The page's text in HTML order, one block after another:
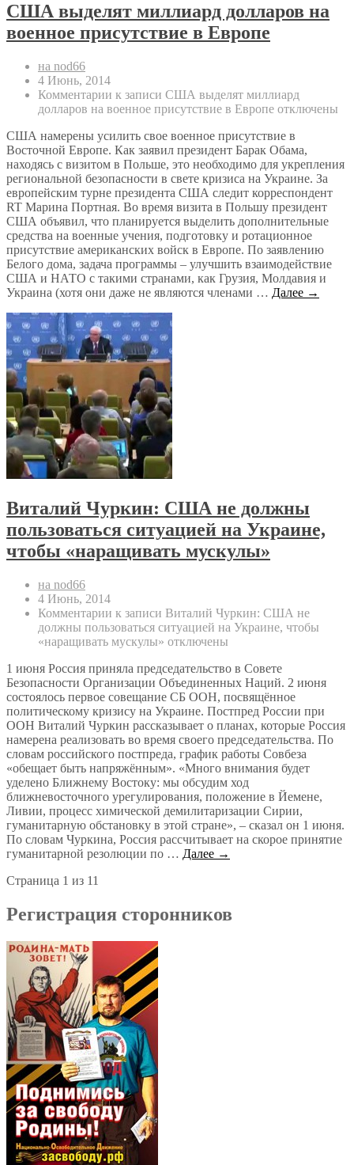
США выделят миллиард долларов на
военное присутствие в Европе
на nod66
4 Июнь, 2014
Комментарии к записи США выделят миллиард
долларов на военное присутствие в Европе отключены
США намерены усилить свое военное присутствие в
Восточной Европе. Как заявил президент Барак Обама,
находясь с визитом в Польше, это необходимо для укрепления
региональной безопасности в свете кризиса на Украине. За
европейским турне президента США следит корреспондент
RT Марина Портная. Во время визита в Польшу президент
США объявил, что планируется выделить дополнительные
средства на военные учения, подготовку и ротационное
присутствие американских войск в Европе. По заявлению
Белого дома, задача программы – улучшить взаимодействие
США и НАТО с такими странами, как Грузия, Молдавия и
Украина (хотя они даже не являются членами … Далее →
Виталий Чуркин: США не должны
пользоваться ситуацией на Украине,
чтобы «наращивать мускулы»
на nod66
4 Июнь, 2014
Комментарии к записи Виталий Чуркин: США не
должны пользоваться ситуацией на Украине, чтобы
«наращивать мускулы» отключены
1 июня Россия приняла председательство в Совете
Безопасности Организации Объединенных Наций. 2 июня
состоялось первое совещание СБ ООН, посвящённое
политическому кризису на Украине. Постпред России при
ООН Виталий Чуркин рассказывает о планах, которые Россия
намерена реализовать во время своего председательства. По
словам российского постпреда, график работы Совбеза
«обещает быть напряжённым». «Много внимания будет
уделено Ближнему Востоку: мы обсудим ход
ближневосточного урегулирования, положение в Йемене,
Ливии, процесс химической демилитаризации Сирии,
гуманитарную обстановку в этой стране», – сказал он 1 июня.
По словам Чуркина, Россия рассчитывает на скорое принятие
гуманитарной резолюции по … Далее →
Страница 1 из 11
Регистрация сторонников